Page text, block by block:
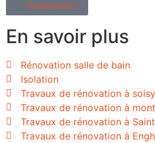
Terrassement
En savoir plus
Rénovation salle de bain
Isolation
Travaux de rénovation à
Travaux de rénovation à
Travaux de rénovation à
Travaux de rénovation à